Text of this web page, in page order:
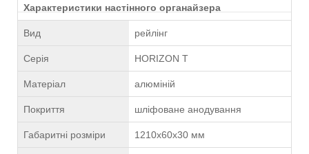
Характеристики настінного органайзера
Вид рейлінг
Серія HORIZON T
Матеріал алюміній
Покриття шліфоване анодування
Габаритні розміри 1210х60х30 мм